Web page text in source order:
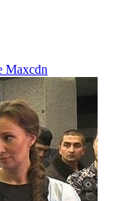
Maxcdn